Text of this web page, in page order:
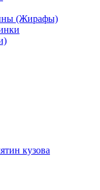
(Жирафы)
кузова